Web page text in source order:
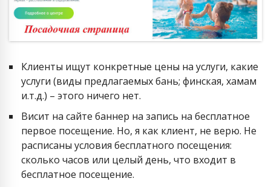
Клиенты ищут конкретные цены на услуги, какие
услуги (виды предлагаемых бань; финская, хамам
и.т.д.) – этого ничего нет.
Висит на сайте баннер на запись на бесплатное
первое посещение. Но, я как клиент, не верю. Не
расписаны условия бесплатного посещения:
сколько часов или целый день, что входит в
бесплатное посещение.